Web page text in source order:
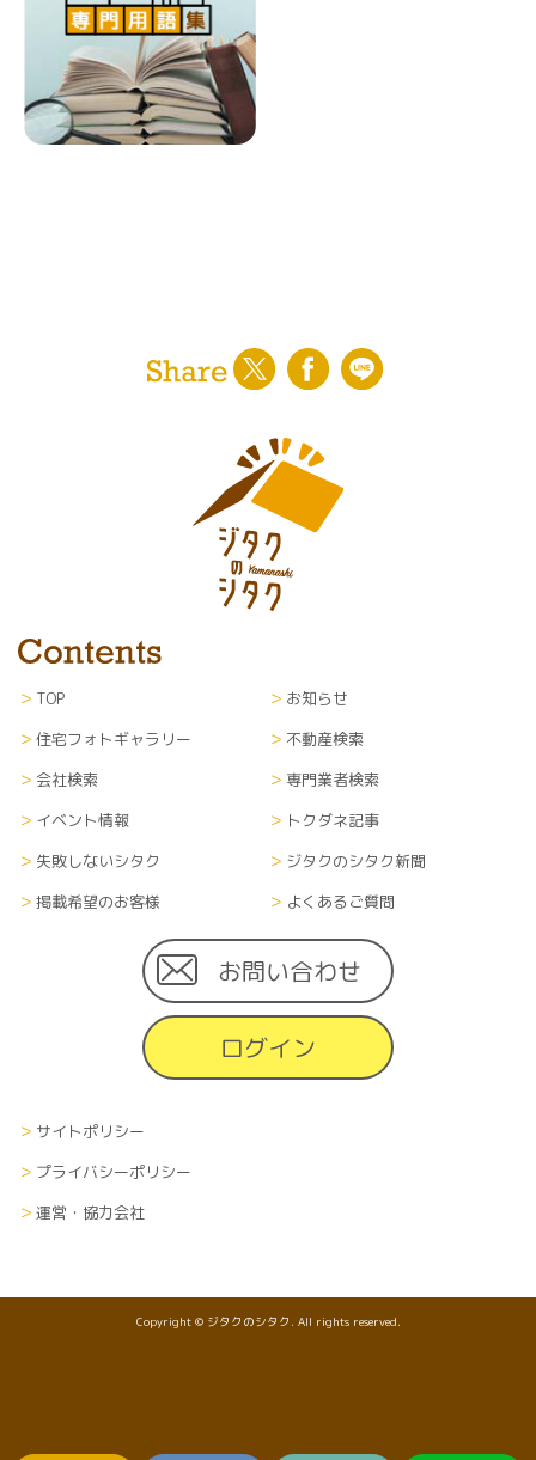
TOP
お知らせ
住宅フォトギャラリー
不動産検索
会社検索
専門業者検索
イベント情報
トクダネ記事
失敗しないシタク
ジタクのシタク新聞
掲載希望のお客様
よくあるご質問
お問い合わせ
ログイン
サイトポリシー
プライバシーポリシー
運営・協力会社
Copyright © ジタクのシタク. All rights reserved.